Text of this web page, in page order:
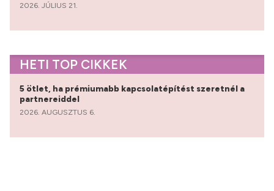
2026. JÚLIUS 21.
HETI TOP CIKKEK
5 ötlet, ha prémiumabb kapcsolatépítést szeretnél a
partnereiddel
2026. AUGUSZTUS 6.